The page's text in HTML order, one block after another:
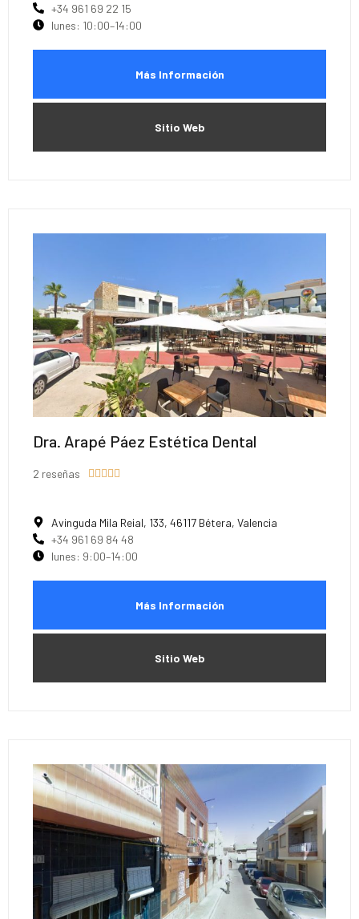
+34 961 69 22 15
lunes: 10:00–14:00
Más Información
Sitio Web
Dra. Arapé Páez Estética Dental
2 reseñas 
Avinguda Mila Reial, 133, 46117 Bétera, Valencia
+34 961 69 84 48
lunes: 9:00–14:00
Más Información
Sitio Web